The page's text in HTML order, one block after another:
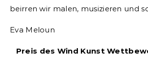
beirren wir malen, musizieren und
Eva Meloun
Preis des Wind Kunst